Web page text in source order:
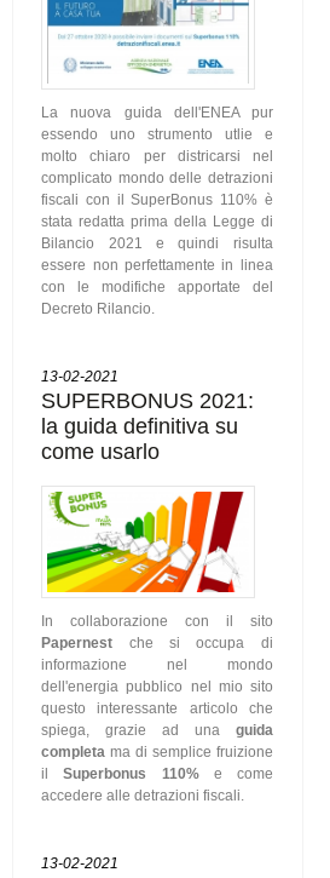
La nuova guida dell'ENEA pur
essendo uno strumento utlie e
molto chiaro per districarsi nel
complicato mondo delle detrazioni
fiscali con il SuperBonus 110% è
stata redatta prima della Legge di
Bilancio 2021 e quindi risulta
essere non perfettamente in linea
con le modifiche apportate del
Decreto Rilancio.
13-02-2021
SUPERBONUS 2021:
la guida definitiva su
come usarlo
In collaborazione con il sito
Papernest che si occupa di
informazione nel mondo
dell'energia pubblico nel mio sito
questo interessante articolo che
spiega, grazie ad una guida
completa ma di semplice fruizione
ilSuperbonus 110%e come
accedere alle detrazioni fiscali.
13-02-2021